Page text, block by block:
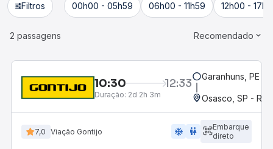
Filtros 00h00 - 05h59 06h00 - 11h59 12h00 -
2 passagens Recomendado
10:30 12:33
Duração: 2d 2h 3m
Garanhuns, PE
Osasco, SP -
7,0 Viação Gontijo ac_unit wc
Embarque
direto